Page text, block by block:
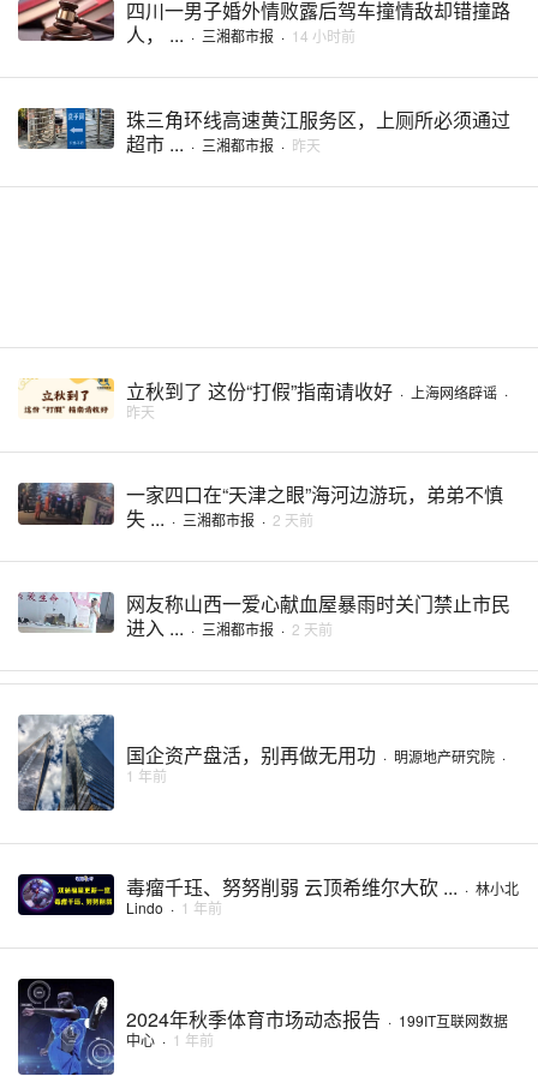
四川一男子婚外情败露后驾车撞情敌却错撞路
人， ... · 三湘都市报 · 14 小时前
珠三角环线高速黄江服务区，上厕所必须通过
超市 ... · 三湘都市报 · 昨天
立秋到了 这份“打假”指南请收好 · 上海网络辟谣 ·
昨天
一家四口在“天津之眼”海河边游玩，弟弟不慎
失 ... · 三湘都市报 · 2 天前
网友称山西一爱心献血屋暴雨时关门禁止市民
进入 ... · 三湘都市报 · 2 天前
国企资产盘活，别再做无用功 · 明源地产研究院 ·
1 年前
毒瘤千珏、努努削弱 云顶希维尔大砍 ... · 林小北
Lindo · 1 年前
2024年秋季体育市场动态报告 · 199IT互联网数据
中心 · 1 年前